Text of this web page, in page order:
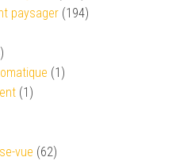
paysager (194)
(1)
(1)
vue (62)